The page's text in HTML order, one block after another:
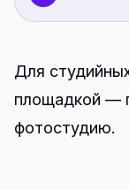
Для
площадкой —
фотостудию.